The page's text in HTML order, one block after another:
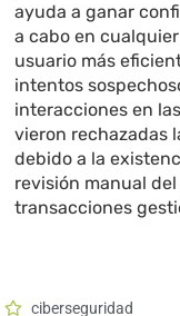
ayuda a ganar
a cabo en
usuario más
intentos
interacciones en
vieron rechazadas
debido a la
revisión manual
transacciones
ciberseguridad